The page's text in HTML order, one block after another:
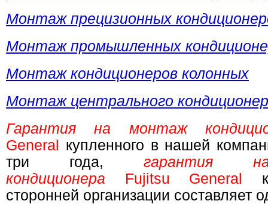
Монтаж прецизионных
Монтаж промышленных
Монтаж кондиционеров колонных
Монтаж центрального
Гарантия на монтаж
General
купленного в нашей
три года, гарантия
кондиционера
Fujitsu General
сторонней организации составляет